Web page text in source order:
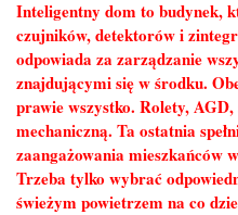
Inteligentny dom to budynek,
czujników, detektorów i
odpowiada za zarządzanie
znajdującymi się w środku.
prawie wszystko. Rolety,
mechaniczną. Ta ostatnia
zaangażowania mieszkańców
Trzeba tylko wybrać
świeżym powietrzem na co